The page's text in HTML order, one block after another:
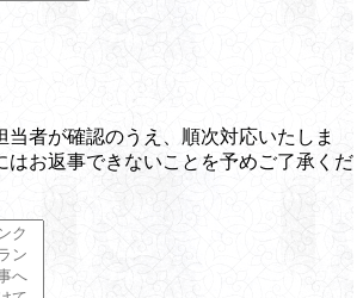
当者が確認のうえ、順次対応いたしま
はお返事できないことを予めご了承くだ